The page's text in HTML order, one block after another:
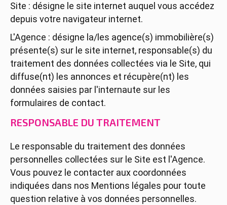
Site : désigne le site internet auquel vous accédez
depuis votre navigateur internet.
L'Agence : désigne la/les agence(s) immobilière(s)
présente(s) sur le site internet, responsable(s) du
traitement des données collectées via le Site, qui
diffuse(nt) les annonces et récupère(nt) les
données saisies par l'internaute sur les
formulaires de contact.
RESPONSABLE DU TRAITEMENT
Le responsable du traitement des données
personnelles collectées sur le Site est l'Agence.
Vous pouvez le contacter aux coordonnées
indiquées dans nos Mentions légales pour toute
question relative à vos données personnelles.